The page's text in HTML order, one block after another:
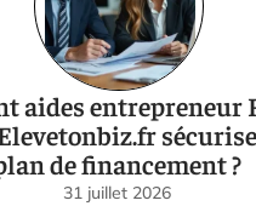
aides entrepreneur
de financement ?
31 juillet 2026